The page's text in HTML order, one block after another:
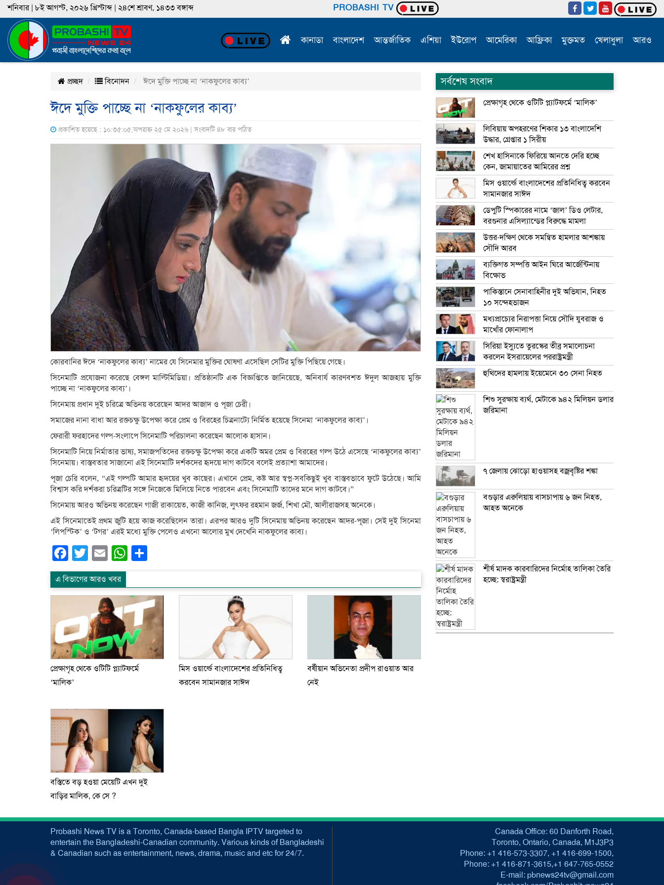
শনিবার | ৮ই আগস্ট, ২০২৬ খ্রিস্টাব্দ | ২৪শে শ্রাবণ, ১৪৩৩ বঙ্গাব্দ PROBASHI TV
কানাডা বাংলাদেশ আন্তর্জাতিক এশিয়া ইউরোপ আমেরিকা আফ্রিকা মুক্তমত খেলাধুলা আরও
প্রচ্ছদ বিনোদন ঈদে মুক্তি পাচ্ছে না ‘নাকফুলের কাব্য’
ঈদে মুক্তি পাচ্ছে না ‘নাকফুলের কাব্য’
প্রকাশিত হয়েছে : ১০:৩৫:০৫,অপরাহ্ন ২৫ মে ২০২৬ | সংবাদটি ৪৮ বার পঠিত
কোরবানির ঈদে ‘নাকফুলের কাব্য’ নামের যে সিনেমার মুক্তির ঘোষণা এসেছিল সেটির মুক্তি পিছিয়ে গেছে।
সিনেমাটি প্রযোজনা করেছে বেঙ্গল মাল্টিমিডিয়া। প্রতিষ্ঠানটি এক বিজ্ঞপ্তিতে জানিয়েছে, অনিবার্য কারণবশত ঈদুল আজহায় মুক্তি
পাচ্ছে না ‘নাকফুলের কাব্য’।
সিনেমায় প্রধান দুই চরিত্রে অভিনয় করেছেন আদর আজাদ ও পূজা চেরী।
সমাজের নানা বাধা আর রক্তচক্ষু উপেক্ষা করে প্রেম ও বিরহের চিত্রনাট্যে নির্মিত হয়েছে সিনেমা ‘নাকফুলের কাব্য’।
ফেরারী ফরহাদের গল্প-সংলাপে সিনেমাটি পরিচালনা করেছেন আলোক হাসান।
সিনেমাটি নিয়ে নির্মাতার ভাষ্য, সমাজপতিদের রক্তচক্ষু উপেক্ষা করে একটি অমর প্রেম ও বিরহের গল্প উঠে এসেছে ‘নাকফুলের কাব্য’
সিনেমায়। বাস্তবতার সাজানো এই সিনেমাটি দর্শকদের হৃদয়ে দাগ কাটবে বলেই প্রত্যাশা আমাদের।
পূজা চেরি বলেন, “এই গল্পটি আমার হৃদয়ের খুব কাছের। এখানে প্রেম, কষ্ট আর স্বপ্ন-সবকিছুই খুব বাস্তবভাবে ফুটে উঠেছে। আমি
বিশ্বাস করি দর্শকরা চরিত্রটির সঙ্গে নিজেকে মিলিয়ে নিতে পারবেন এবং সিনেমাটি তাদের মনে দাগ কাটবে।”
সিনেমায় আরও অভিনয় করেছেন গাজী রাকায়েত, কাজী কানিজ, লুৎফর রহমান জর্জ, শিখা মৌ, আলীরাজসহ অনেকে।
এই সিনেমাতেই প্রথম জুটি হয়ে কাজ করেছিলেন তারা। এরপর আরও দুটি সিনেমায় অভিনয় করেছেন আদর-পূজা। সেই দুই সিনেমা
‘লিপস্টিক’ ও ‘টগর’ এরই মধ্যে মুক্তি পেলেও এখনো আলোর মুখ দেখেনি নাকফুলের কাব্য।
Facebook
Twitter
EmailWhatsApp
এ বিভাগের আরও খবর
প্রেক্ষাগৃহ থেকে ওটিটি প্ল্যাটফর্মে
‘মালিক’
মিস ওয়ার্ল্ডে বাংলাদেশের প্রতিনিধিত্ব
করবেন সামানজার সাঈদ
বর্ষীয়ান অভিনেতা প্রদীপ রাওয়াত আর
নেই
বস্তিতে বড় হওয়া মেয়েটি এখন দুই
বাড়ির মালিক, কে সে ?
সর্বশেষ সংবাদ
প্রেক্ষাগৃহ থেকে ওটিটি প্ল্যাটফর্মে ‘মালিক’
লিবিয়ায় অপহরণের শিকার ১৩ বাংলাদেশি
উদ্ধার, গ্রেপ্তার ১ সিরীয়
শেখ হাসিনাকে ফিরিয়ে আনতে দেরি হচ্ছে
কেন, জামায়াতের আমিরের প্রশ্ন
মিস ওয়ার্ল্ডে বাংলাদেশের প্রতিনিধিত্ব করবেন
সামানজার সাঈদ
ডেপুটি স্পিকারের নামে ‘জাল’ ডিও লেটার,
বরগুনার এসিল্যান্ডের বিরুদ্ধে মামলা
উত্তর-দক্ষিণ থেকে সমন্বিত হামলার আশঙ্কায়
সৌদি আরব
ব্যক্তিগত সম্পত্তি আইন ঘিরে আর্জেন্টিনায়
বিক্ষোভ
পাকিস্তানে সেনাবাহিনীর দুই অভিযান, নিহত
১০ সন্দেহভাজন
মধ্যপ্রাচ্যের নিরাপত্তা নিয়ে সৌদি যুবরাজ ও
মাখোঁর ফোনালাপ
সিরিয়া ইস্যুতে তুরস্কের তীব্র সমালোচনা
করলেন ইসরায়েলের পররাষ্ট্রমন্ত্রী
হুথিদের হামলায় ইয়েমেনে ৩০ সেনা নিহত
শিশু সুরক্ষায় ব্যর্থ, মেটাকে ৯৪২ মিলিয়ন ডলার
জরিমানা
৭ জেলায় ঝোড়ো হাওয়াসহ বজ্রবৃষ্টির শঙ্কা
বগুড়ার এরুলিয়ায় বাসচাপায় ৬ জন নিহত,
আহত অনেকে
শীর্ষ মাদক কারবারিদের নির্মোহ তালিকা তৈরি
হচ্ছে: স্বরাষ্ট্রমন্ত্রী
Probashi News TV is a Toronto, Canada-based Bangla IPTV targeted to
entertain the Bangladeshi-Canadian community. Various kinds of Bangladeshi
& Canadian such as entertainment, news, drama, music and etc for 24/7.
Canada Office: 60 Danforth Road,
Toronto, Ontario, Canada, M1J3P3
Phone: +1 416-573-3307, +1 416-699-1500,
Phone: +1 416-871-3615,+1 647-765-0552
E-mail: pbnews24tv@gmail.com